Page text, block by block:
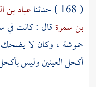
( 168 ) حدثنا
عباد بن
بن سمرة قال : كانت في
حموشة ، وكان لا
أكحل العينين وليس